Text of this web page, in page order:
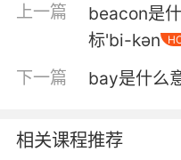
第二 在友邦旗帜下
5. The beachhead
paratroopers
where the invaders
上一篇
beacon是
标'bi-kən
下一篇 bay是什么
相关课程推荐